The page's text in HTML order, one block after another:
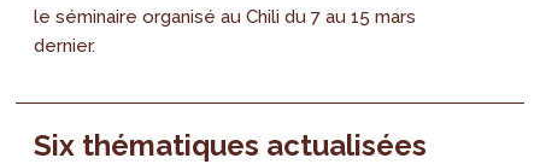
le séminaire organisé au Chili du 7 au 15 mars
dernier.
Six thématiques actualisées